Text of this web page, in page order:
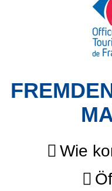
Wie